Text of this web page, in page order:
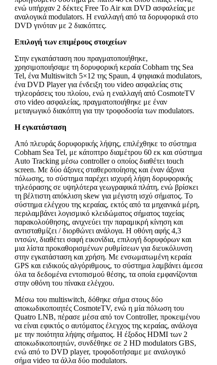
ενώ υπήρχαν 2 δέκτες Free To Air και DVD ασφαλείας με
αναλογικά modulators. H εναλλαγή από τα δορυφορικά στο
DVD γινόταν με 2 διακόπτες.
Επιλογή των επιμέρους στοιχείων
Στην εγκατάσταση που πραγματοποιήθηκε,
χρησιμοποιήσαμε τη δορυφορική κεραία Cobham της Sea
Tel, ένα Multiswitch 5×12 της Spaun, 4 ψηφιακά modulators,
ένα DVD Player για ένδειξη του video ασφαλείας στις
τηλεοράσεις του πλοίου, ενώ η εναλλαγή από CosmoteTV
στο video ασφαλείας, πραγματοποιήθηκε με έναν
μεταγωγικό διακόπτη για την τροφοδοσία των modulators.
Η εγκατάσταση
Από πλευράς δορυφορικής λήψης, επιλέχθηκε το σύστημα
Cobham Sea Tel, με κάτοπτρο διαμέτρου 60 εκ και σύστημα
Auto Tracking μέσω controller ο οποίος διαθέτει touch
screen. Με δύο άξονες σταθεροποίησης και έναν άξονα
πόλωσης, το σύστημα παρέχει ισχυρή λήψη δορυφορικής
τηλεόρασης σε υψηλότερα γεωγραφικά πλάτη, ενώ βρίσκει
τη βέλτιστη απόκλιση skew για μέγιστη ισχύ σήματος. To
σύστημα ελέγχου της κεραίας, εκτός από τα μηχανικά μέρη,
περιλαμβάνει λογισμικό κλειδώματος σήματος ταχείας
παρακολούθησης, ανιχνεύει την παραμικρή κίνηση και
αντισταθμίζει / διορθώνει ανάλογα. Η οθόνη αφής 4,3
ιντσών, διαθέτει σαφή εικονίδια, επιλογή δορυφόρων και
μια λίστα προκαθορισμένων ρυθμίσεων για διευκόλυνση
στην εγκατάσταση και χρήση. Με ενσωματωμένη κεραία
GPS και ειδικούς αλγόριθμους, το σύστημα λαμβάνει άμεσα
όλα τα δεδομένα εντοπισμού θέσης, τα οποία εμφανίζονται
στην οθόνη του πίνακα ελέγχου.
Μέσω του multiswitch, δόθηκε σήμα στους δύο
αποκωδικοποιητές CosmoteTV, ενώ η μία πόλωση του
Quatro LNB, πέρασε μέσα από τον Controller, προκειμένου
να είναι εφικτός ο αυτόματος έλεγχος της κεραίας, ανάλογα
με την ποιότητα λήψης σήματος. Η έξοδος HDMI των 2
αποκωδικοποιητών, συνδέθηκε σε 2 HD modulators GBS,
ενώ από το DVD player, τροφοδοτήσαμε με αναλογικό
σήμα video τα άλλα δύο modulators.